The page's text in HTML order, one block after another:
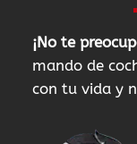
¡No te
mando de
con tu vida y